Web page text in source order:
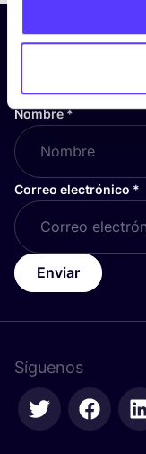
y mantente
Nombre*
Correo electrónico *
Enviar
Síguenos